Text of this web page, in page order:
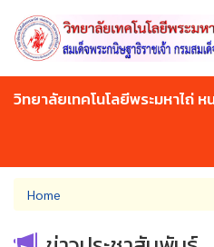
main
content
วิทยาลัยเทคโนโลยีพระมหาไถ่
You
are
here
Home